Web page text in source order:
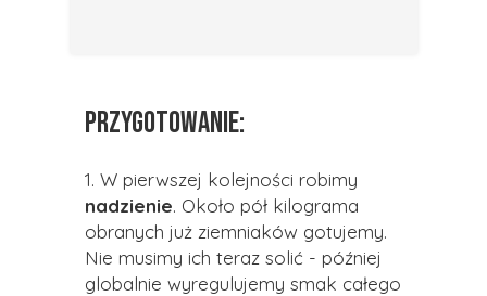
PRZYGOTOWANIE:
1. W pierwszej kolejności robimy
nadzienie. Około pół kilograma
obranych już ziemniaków gotujemy.
Nie musimy ich teraz solić - później
globalnie wyregulujemy smak całego